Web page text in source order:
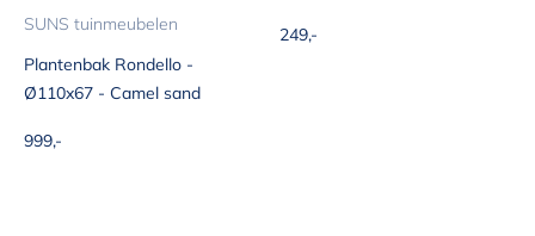
SUNS tuinmeubelen
Plantenbak Rondello -
Ø110x67 - Camel sand
Aanbiedingsprijs
999,-
Aanbiedingsprijs
249,-